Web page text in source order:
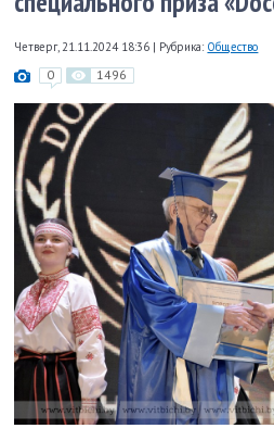
Четверг, 21.11.2024 18:36 | Рубрика: Общество
0 1496